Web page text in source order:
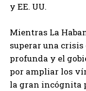
y EE. UU.
Mientras La
superar una crisis
profunda y el
por ampliar los
la gran incógnita